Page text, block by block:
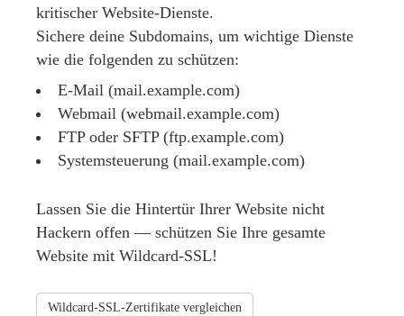
kritischer Website-Dienste.
Sichere deine Subdomains, um wichtige Dienste
wie die folgenden zu schützen:
E-Mail (mail.example.com)
Webmail (webmail.example.com)
FTP oder SFTP (ftp.example.com)
Systemsteuerung (mail.example.com)
Lassen Sie die Hintertür Ihrer Website nicht
Hackern offen — schützen Sie Ihre gesamte
Website mit Wildcard-SSL!
Wildcard-SSL-Zertifikate vergleichen